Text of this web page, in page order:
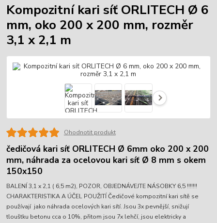
Kompozitní kari síť ORLITECH Ø 6
mm, oko 200 x 200 mm, rozměr
3,1 x 2,1 m
Ohodnotit produkt
čedičová kari síť ORLITECH Ø 6mm oko 200 x 200
mm, náhrada za ocelovou kari síť Ø 8 mm s okem
150x150
BALENÍ 3,1 x 2,1 ( 6,5 m2), POZOR, OBJEDNÁVEJTE NÁSOBKY 6,5 !!!!!!!
CHARAKTERISTIKA A ÚČEL POUŽITÍ Čedičové kompozitní kari sítě se
používají jako náhrada ocelových kari sítí. Jsou 3x pevnější, snižují
tlouštku betonu cca o 10%, přitom jsou 7x lehčí, jsou elektricky a